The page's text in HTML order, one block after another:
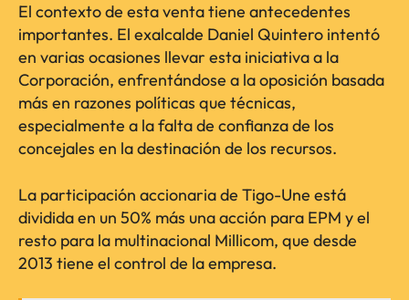
El contexto de esta venta tiene antecedentes
importantes. El exalcalde Daniel Quintero intentó
en varias ocasiones llevar esta iniciativa a la
Corporación, enfrentándose a la oposición basada
más en razones políticas que técnicas,
especialmente a la falta de confianza de los
concejales en la destinación de los recursos.
La participación accionaria de Tigo-Une está
dividida en un 50% más una acción para EPM y el
resto para la multinacional Millicom, que desde
2013 tiene el control de la empresa.